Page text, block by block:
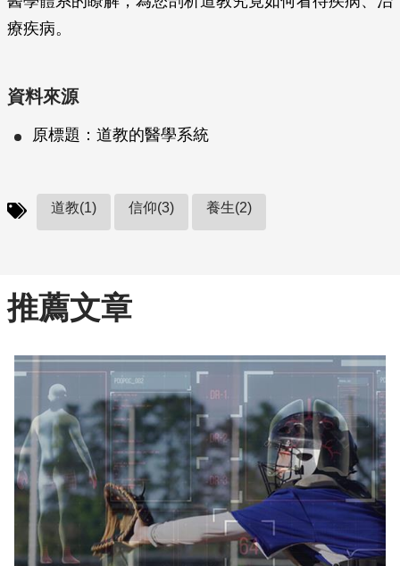
療疾病。
資料來源
原標題：道教的醫學系統
道教(1) 信仰(3) 養生(2)
推薦文章